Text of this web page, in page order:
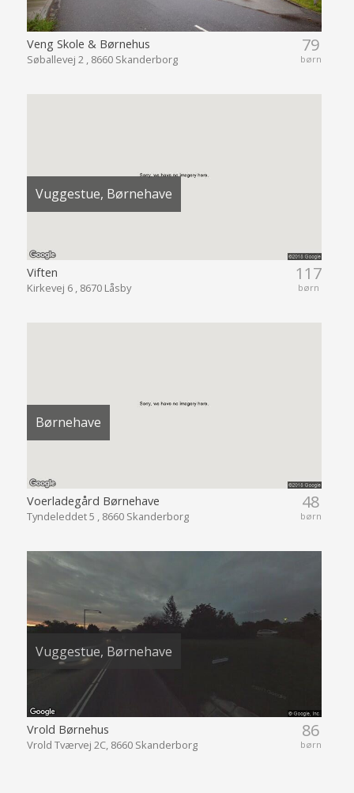
79
børn
Veng Skole & Børnehus
Søballevej 2 , 8660 Skanderborg
Vuggestue, Børnehave
117
børn
Viften
Kirkevej 6 , 8670 Låsby
Børnehave
48
børn
Voerladegård Børnehave
Tyndeleddet 5 , 8660 Skanderborg
Vuggestue, Børnehave
86
børn
Vrold Børnehus
Vrold Tværvej 2C, 8660 Skanderborg